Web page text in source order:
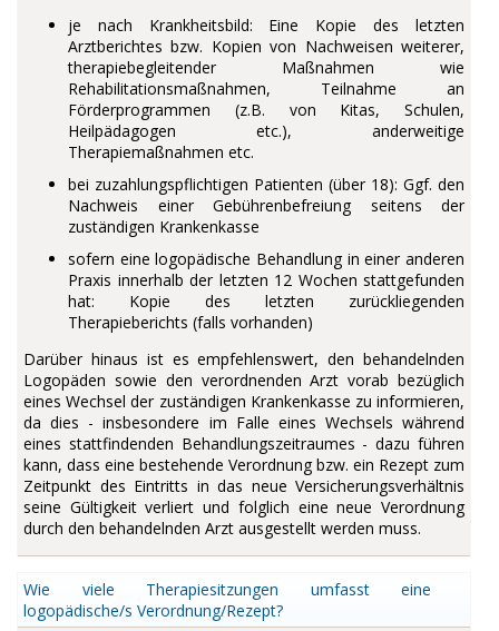
je nach Krankheitsbild: Eine Kopie des letzten
Arztberichtes bzw. Kopien von Nachweisen weiterer,
therapiebegleitender Maßnahmen wie
Rehabilitationsmaßnahmen, Teilnahme an
Förderprogrammen (z.B. von Kitas, Schulen,
Heilpädagogen etc.), anderweitige
Therapiemaßnahmen etc.
bei zuzahlungspflichtigen Patienten (über 18): Ggf. den
Nachweis einer Gebührenbefreiung seitens der
zuständigen Krankenkasse
sofern eine logopädische Behandlung in einer anderen
Praxis innerhalb der letzten 12 Wochen stattgefunden
hat: Kopie des letzten zurückliegenden
Therapieberichts (falls vorhanden)
Darüber hinaus ist es empfehlenswert, den behandelnden
Logopäden sowie den verordnenden Arzt vorab bezüglich
eines Wechsel der zuständigen Krankenkasse zu informieren,
da dies - insbesondere im Falle eines Wechsels während
eines stattfindenden Behandlungszeitraumes - dazu führen
kann, dass eine bestehende Verordnung bzw. ein Rezept zum
Zeitpunkt des Eintritts in das neue Versicherungsverhältnis
seine Gültigkeit verliert und folglich eine neue Verordnung
durch den behandelnden Arzt ausgestellt werden muss.
Wie viele Therapiesitzungen umfasst eine
logopädische/s Verordnung/Rezept?